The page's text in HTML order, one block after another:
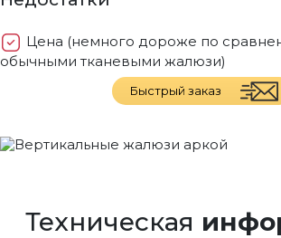
Цена (немного дороже по
обычными тканевыми жалюзи)
Быстрый заказ
Техническая